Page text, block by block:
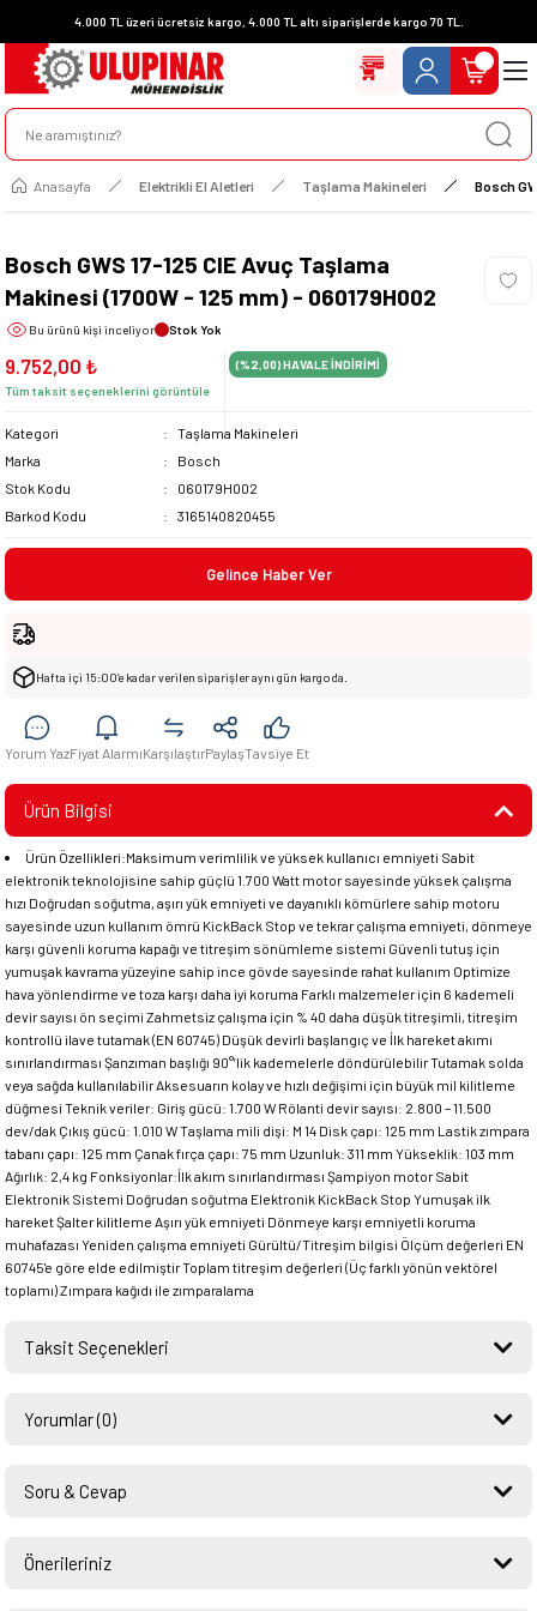
4.000 TL üzeri ücretsiz kargo, 4.000 TL altı siparişlerde kargo 70 TL.
Anasayfa Elektrikli El Aletleri Taşlama Makineleri Bosch
Bosch GWS 17-125 CIE Avuç Taşlama
Makinesi (1700W - 125 mm) - 060179H002
Bu ürünü kişi inceliyor Stok Yok
9.752,00 ₺
Tüm taksit seçeneklerini görüntüle
(%2,00)HAVALE İNDİRİMİ
Kategori
Taşlama Makineleri
Marka
Bosch
Stok Kodu
060179H002
Barkod Kodu
3165140820455
Gelince Haber Ver
Hafta içi 15:00’e kadar verilen siparişler aynı gün kargoda.
Yorum YazFiyat AlarmıKarşılaştırPaylaşTavsiye Et
Ürün Bilgisi
Ürün Özellikleri:Maksimum verimlilik ve yüksek kullanıcı emniyeti Sabit
elektronik teknolojisine sahip güçlü 1.700 Watt motor sayesinde yüksek çalışma
hızı Doğrudan soğutma, aşırı yük emniyeti ve dayanıklı kömürlere sahip motoru
sayesinde uzun kullanım ömrü KickBack Stop ve tekrar çalışma emniyeti, dönmeye
karşı güvenli koruma kapağı ve titreşim sönümleme sistemi Güvenli tutuş için
yumuşak kavrama yüzeyine sahip ince gövde sayesinde rahat kullanım Optimize
hava yönlendirme ve toza karşı daha iyi koruma Farklı malzemeler için 6 kademeli
devir sayısı ön seçimi Zahmetsiz çalışma için % 40 daha düşük titreşimli, titreşim
kontrollü ilave tutamak (EN 60745) Düşük devirli başlangıç ve İlk hareket akımı
sınırlandırması Şanzıman başlığı 90°’lik kademelerle döndürülebilir Tutamak solda
veya sağda kullanılabilir Aksesuarın kolay ve hızlı değişimi için büyük mil kilitleme
düğmesi Teknik veriler: Giriş gücü: 1.700 W Rölanti devir sayısı: 2.800 – 11.500
dev/dak Çıkış gücü: 1.010 W Taşlama mili dişi: M 14 Disk çapı: 125 mm Lastik zımpara
tabanı çapı: 125 mm Çanak fırça çapı: 75 mm Uzunluk: 311 mm Yükseklik: 103 mm
Ağırlık: 2,4 kg Fonksiyonlar:İlk akım sınırlandırması Şampiyon motor Sabit
Elektronik Sistemi Doğrudan soğutma Elektronik KickBack Stop Yumuşak ilk
hareket Şalter kilitleme Aşırı yük emniyeti Dönmeye karşı emniyetli koruma
muhafazası Yeniden çalışma emniyeti Gürültü/Titreşim bilgisi Ölçüm değerleri EN
60745'e göre elde edilmiştir Toplam titreşim değerleri (Üç farklı yönün vektörel
toplamı) Zımpara kağıdı ile zımparalama
Taksit Seçenekleri
Yorumlar (0)
Soru & Cevap
Önerileriniz